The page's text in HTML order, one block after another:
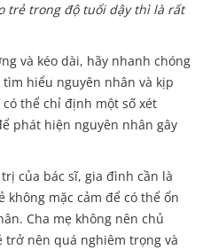
trẻ trong độ tuổi dậy thì là rất
và kéo dài, hãy nhanh chóng
hiểu nguyên nhân và kịp
thể chỉ định một số xét
phát hiện nguyên nhân gây
của bác sĩ, gia đình cần là
mặc cảm để có thể ổn
Cha mẹ không nên chủ
trở nên quá nghiêm trọng và